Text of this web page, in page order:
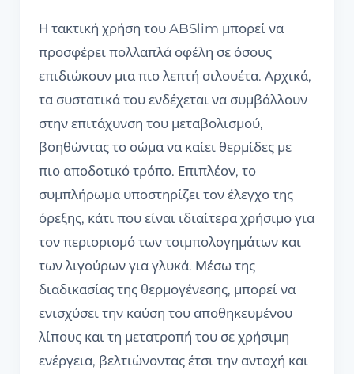
Η τακτική χρήση του ABSlim μπορεί να
προσφέρει πολλαπλά οφέλη σε όσους
επιδιώκουν μια πιο λεπτή σιλουέτα. Αρχικά,
τα συστατικά του ενδέχεται να συμβάλλουν
στην επιτάχυνση του μεταβολισμού,
βοηθώντας το σώμα να καίει θερμίδες με
πιο αποδοτικό τρόπο. Επιπλέον, το
συμπλήρωμα υποστηρίζει τον έλεγχο της
όρεξης, κάτι που είναι ιδιαίτερα χρήσιμο για
τον περιορισμό των τσιμπολογημάτων και
των λιγούρων για γλυκά. Μέσω της
διαδικασίας της θερμογένεσης, μπορεί να
ενισχύσει την καύση του αποθηκευμένου
λίπους και τη μετατροπή του σε χρήσιμη
ενέργεια, βελτιώνοντας έτσι την αντοχή και